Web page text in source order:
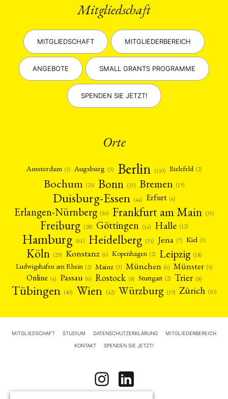
Mitgliedschaft
MITGLIEDSCHAFT MITGLIEDERBEREICH
ANGEBOTE SMALL GRANTS PROGRAMME
SPENDEN SIE JETZT!
Orte
Amsterdam (3) Augsburg (3) Berlin (110) Bielefeld (2)
Bochum (25) Bonn (33) Bremen (19)
Duisburg-Essen (44) Erfurt (4)
Erlangen-Nürnberg (16) Frankfurt am Main (33)
Freiburg (28) Göttingen (14) Halle (12)
Hamburg (61) Heidelberg (35) Jena (7) Kiel (3)
Köln (29) Konstanz (6) Kopenhagen (2) Leipzig (18)
Ludwigshafen am Rhein (2) Mainz (3) München (6) Münster (5)
Online (4) Passau (6) Rostock (8) Stuttgart (2) Trier (8)
Tübingen (40) Wien (42) Würzburg (19) Zürich (10)
MITGLIEDSCHAFT STUDIUM DATENSCHUTZERKLÄRUNG MITGLIEDERBEREICH
KONTAKT SPENDEN SIE JETZT!